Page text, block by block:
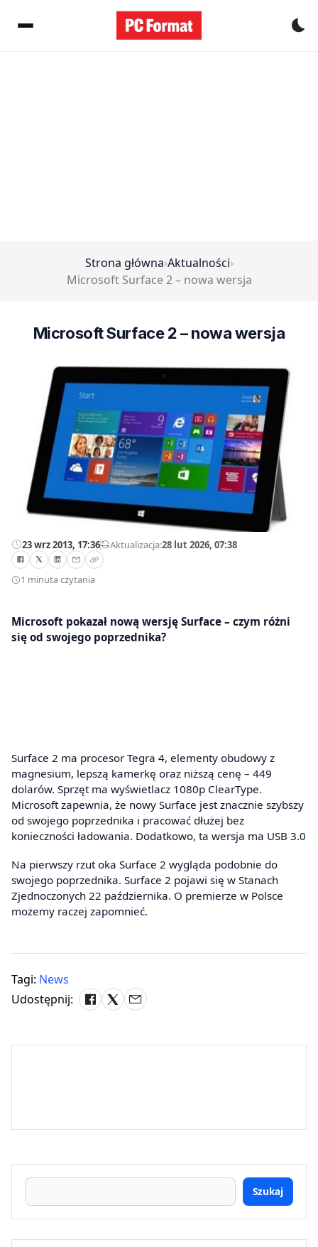
Strona główna›Aktualności›
Microsoft Surface 2 – nowa wersja
Microsoft Surface 2 – nowa wersja
23 wrz 2013, 17:36—Aktualizacja:28 lut 2026, 07:38
1 minuta czytania
Microsoft pokazał nową wersję Surface – czym różni
się od swojego poprzednika?
Surface 2 ma procesor Tegra 4, elementy obudowy z
magnesium, lepszą kamerkę oraz niższą cenę – 449
dolarów. Sprzęt ma wyświetlacz 1080p ClearType.
Microsoft zapewnia, że nowy Surface jest znacznie szybszy
od swojego poprzednika i pracować dłużej bez
konieczności ładowania. Dodatkowo, ta wersja ma USB 3.0
Na pierwszy rzut oka Surface 2 wygląda podobnie do
swojego poprzednika. Surface 2 pojawi się w Stanach
Zjednoczonych 22 października. O premierze w Polsce
możemy raczej zapomnieć.
Tagi: News
Udostępnij:
Szukaj